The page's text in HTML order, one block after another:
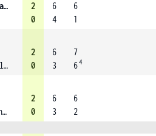
Vikhryanova
2
0
6
4
6
1
Zhuravleva (2)
2
0
6
3
7
64
Malygina (3)
2
0
6
3
6
2